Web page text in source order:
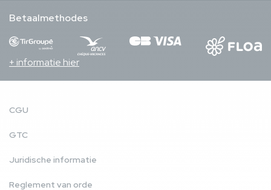
Betaalmethodes
+ informatie hier
CGU
GTC
Juridische informatie
Reglement van orde